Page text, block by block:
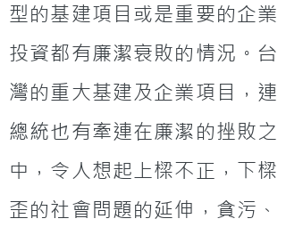
型的基建項目或是重要的企業
投資都有廉潔衰敗的情況。台
灣的重大基建及企業項目，連
總統也有牽連在廉潔的挫敗之
中，令人想起上樑不正，下樑
歪的社會問題的延伸，貪污、